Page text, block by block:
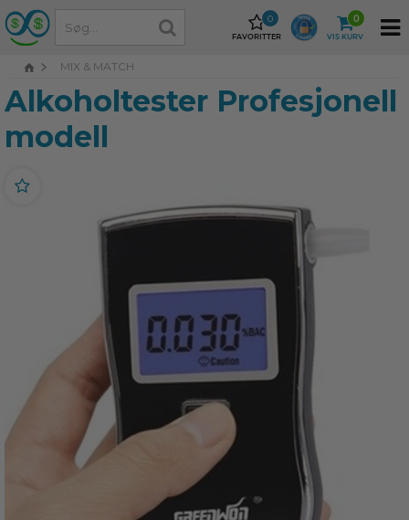
FAVORITTER
0
VIS KURV
0
MIX & MATCH
Alkoholtester Profesjonell
modell